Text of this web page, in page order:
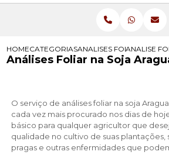
HOMECATEGORIASANALISES FOLIARANALISE
Análises Foliar na Soja
O serviço de análises foliar na soja
cada vez mais procurado nos dias de
básico para qualquer agricultor que
qualidade no cultivo de suas plantações,
pragas e outras enfermidades que